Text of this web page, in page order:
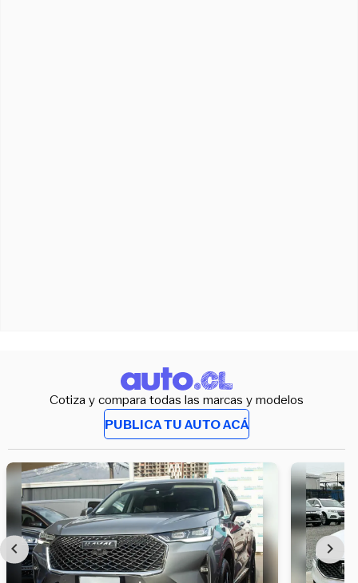
Cotiza y compara todas las marcas y modelos
PUBLICA TU AUTO ACÁ